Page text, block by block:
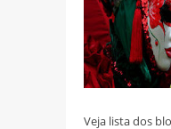
Veja lista dos